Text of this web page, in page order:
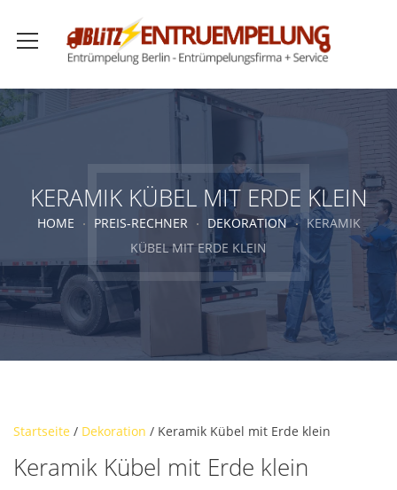
KERAMIK KÜBEL MIT ERDE KLEIN
HOME PREIS-RECHNER DEKORATION
KERAMIK
KÜBEL MIT ERDE KLEIN
Startseite / Dekoration / Keramik Kübel mit Erde klein
Keramik Kübel mit Erde klein